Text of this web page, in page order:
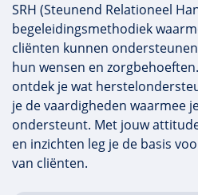
SRH (Steunend Relationeel
begeleidingsmethodiek
cliënten kunnen
hun wensen en
ontdek je wat
je de vaardigheden waarmee
ondersteunt. Met jouw
en inzichten leg je de basis
van cliënten.